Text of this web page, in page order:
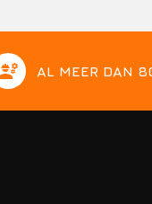
AL MEER DAN